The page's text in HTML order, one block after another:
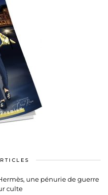
une pénurie de guerre
culte